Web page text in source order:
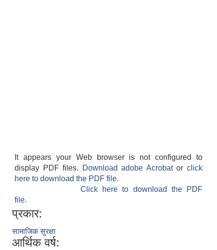
It appears your Web browser is not configured to
display PDF files.
Download adobe Acrobatorclick
here to download the PDF file.
Click here to download the PDF
file.
प्रकार:
सामाजिक सुरक्षा
आर्थिक वर्ष: